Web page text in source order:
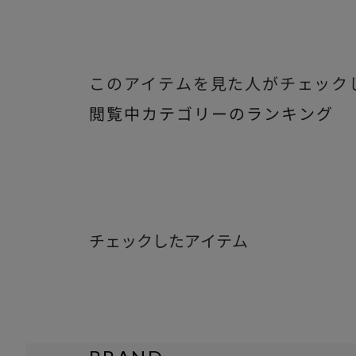
このアイテムを見た人がチェック
閲覧中カテゴリーのランキング
チェックしたアイテム